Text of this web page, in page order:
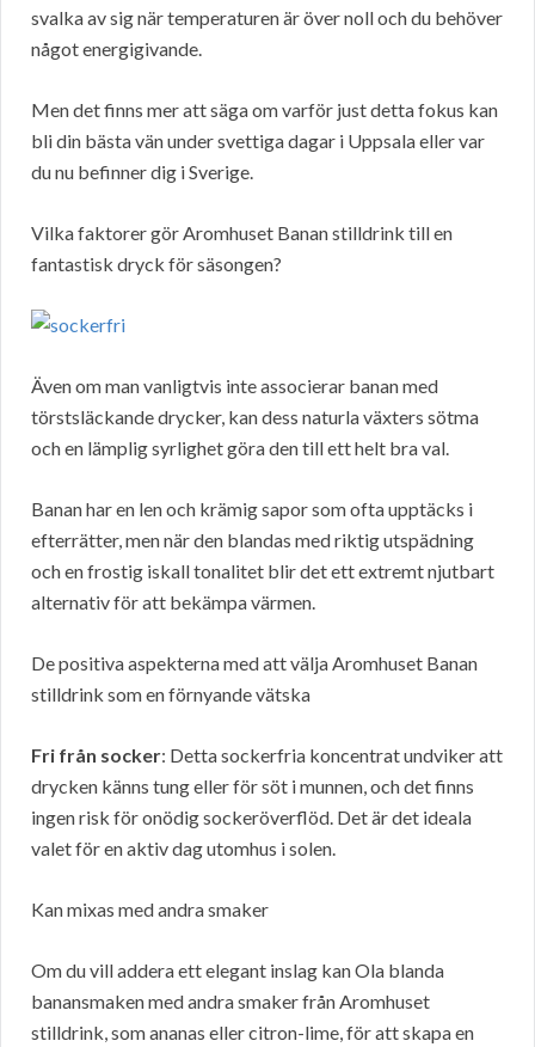
svalka av sig när temperaturen är över noll och du behöver
något energigivande.
Men det finns mer att säga om varför just detta fokus kan
bli din bästa vän under svettiga dagar i Uppsala eller var
du nu befinner dig i Sverige.
Vilka faktorer gör Aromhuset Banan stilldrink till en
fantastisk dryck för säsongen?
Även om man vanligtvis inte associerar banan med
törstsläckande drycker, kan dess naturla växters sötma
och en lämplig syrlighet göra den till ett helt bra val.
Banan har en len och krämig sapor som ofta upptäcks i
efterrätter, men när den blandas med riktig utspädning
och en frostig iskall tonalitet blir det ett extremt njutbart
alternativ för att bekämpa värmen.
De positiva aspekterna med att välja Aromhuset Banan
stilldrink som en förnyande vätska
Fri från socker: Detta sockerfria koncentrat undviker att
drycken känns tung eller för söt i munnen, och det finns
ingen risk för onödig sockeröverflöd. Det är det ideala
valet för en aktiv dag utomhus i solen.
Kan mixas med andra smaker
Om du vill addera ett elegant inslag kan Ola blanda
banansmaken med andra smaker från Aromhuset
stilldrink, som ananas eller citron-lime, för att skapa en